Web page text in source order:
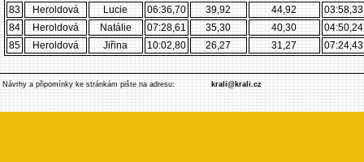
83
Heroldová Lucie 06:36,70 39,92 44,92
03:58,33
84
Heroldová Natálie 07:28,61 35,30 40,30
04:50,24
85
Heroldová Jiřina 10:02,80 26,27 31,27 07:24,43
Návrhy a připomínky ke stránkám pište na adresu: krali@krali.cz